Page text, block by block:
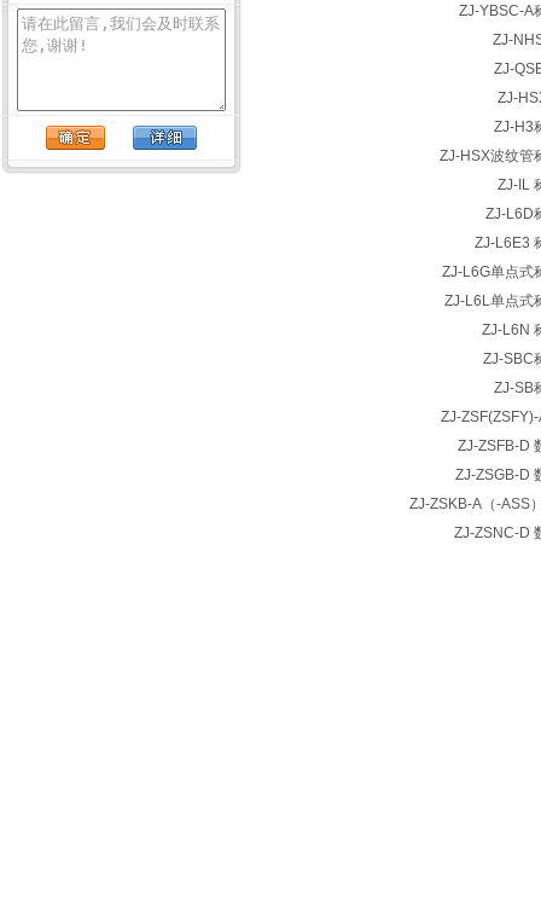
ZJ-YBSC-A
ZJ-
ZJ-
ZJ-
ZJ-H3
ZJ-HSX波纹管
ZJ-IL
ZJ-L6D
ZJ-L6E3
ZJ-L6G单点式
ZJ-L6L单点式
ZJ-L6N
ZJ-SBC
ZJ-SB
ZJ-
ZJ-ZSFB-D
ZJ-ZSGB-D
ZJ-ZSKB-A（-ASS
ZJ-ZSNC-D